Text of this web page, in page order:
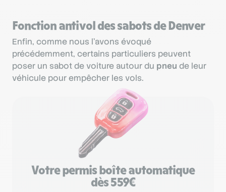
Fonction antivol des sabots de Denver
Enfin, comme nous l’avons évoqué
précédemment, certains particuliers peuvent
poser un sabot de voiture autour du pneu de leur
véhicule pour empêcher les vols.
Votre permis boîte automatique
dès 559€